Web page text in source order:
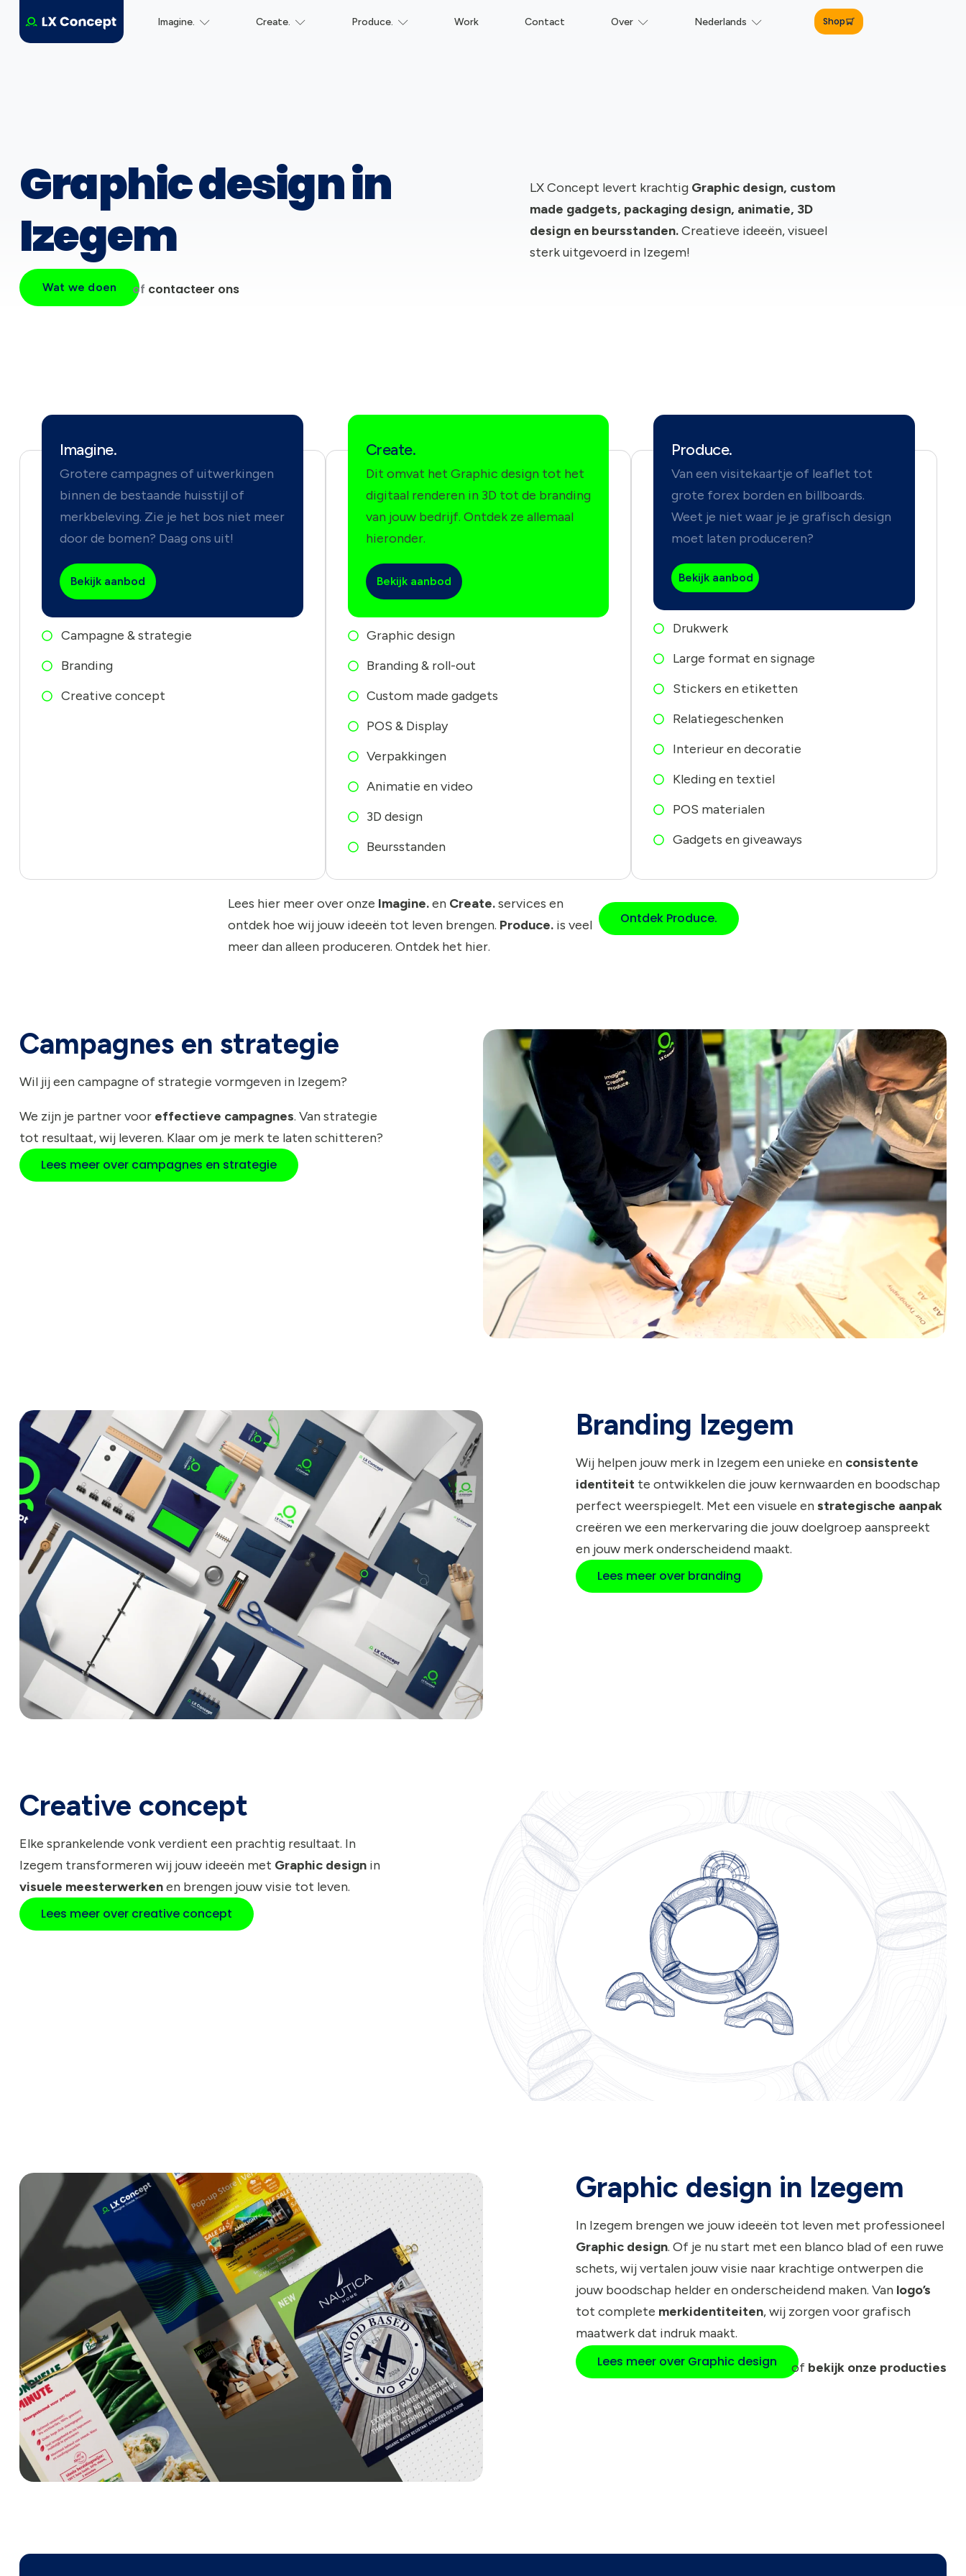
Shop
Imagine. Create. Produce. Work Contact Over Nederlands
Graphic design in
Izegem
LX Concept levert krachtig Graphic design, custom
made gadgets, packaging design, animatie, 3D
design en beursstanden.Creatieve ideeën, visueel
sterk uitgevoerd in Izegem!
Wat we doen of contacteer ons
Imagine.
Grotere campagnes of uitwerkingen
binnen de bestaande huisstijl of
merkbeleving. Zie je het bos niet meer
door de bomen? Daag ons uit!
Bekijk aanbod
Campagne & strategie
Branding
Creative concept
Create.
Dit omvat het Graphic design tot het
digitaal renderen in 3D tot de branding
van jouw bedrijf. Ontdek ze allemaal
hieronder.
Bekijk aanbod
Graphic design
Branding & roll-out
Custom made gadgets
POS & Display
Verpakkingen
Animatie en video
3D design
Beursstanden
Produce.
Van een visitekaartje of leaflet tot
grote forex borden en billboards.
Weet je niet waar je je grafisch design
moet laten produceren?
Bekijk aanbod
Drukwerk
Large format en signage
Stickers en etiketten
Relatiegeschenken
Interieur en decoratie
Kleding en textiel
POS materialen
Gadgets en giveaways
Lees hier meer over onze Imagine.en Create.services en
ontdek hoe wij jouw ideeën tot leven brengen. Produce.is veel
meer dan alleen produceren. Ontdek het hier.
Ontdek Produce.
Campagnes en strategie
Wil jij een campagne of strategie vormgeven in Izegem?
We zijn je partner voor effectieve campagnes. Van strategie
tot resultaat, wij leveren. Klaar om je merk te laten schitteren?
Lees meer over campagnes en strategie
Branding Izegem
Wij helpen jouw merk in Izegem een unieke en consistente
identiteit te ontwikkelen die jouw kernwaarden en boodschap
perfect weerspiegelt. Met een visuele enstrategische aanpak
creëren we een merkervaring die jouw doelgroep aanspreekt
en jouw merk onderscheidend maakt.
Lees meer over branding
Creative concept
Elke sprankelende vonk verdient een prachtig resultaat. In
Izegem transformeren wij jouw ideeën met Graphic design in
visuele meesterwerkenen brengen jouw visie tot leven.
Lees meer over creative concept
Graphic design in Izegem
In Izegem brengen we jouw ideeën tot leven met professioneel
Graphic design. Of je nu start met een blanco blad of een ruwe
schets, wij vertalen jouw visie naar krachtige ontwerpen die
jouw boodschap helder en onderscheidend maken. Van logo’s
tot complete merkidentiteiten, wij zorgen voor grafisch
maatwerk dat indruk maakt.
Lees meer over Graphic design of bekijk onze producties